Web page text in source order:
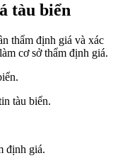
tàu biển
thẩm định giá và xác
cơ sở thẩm định giá.
tàu biển.
định giá.